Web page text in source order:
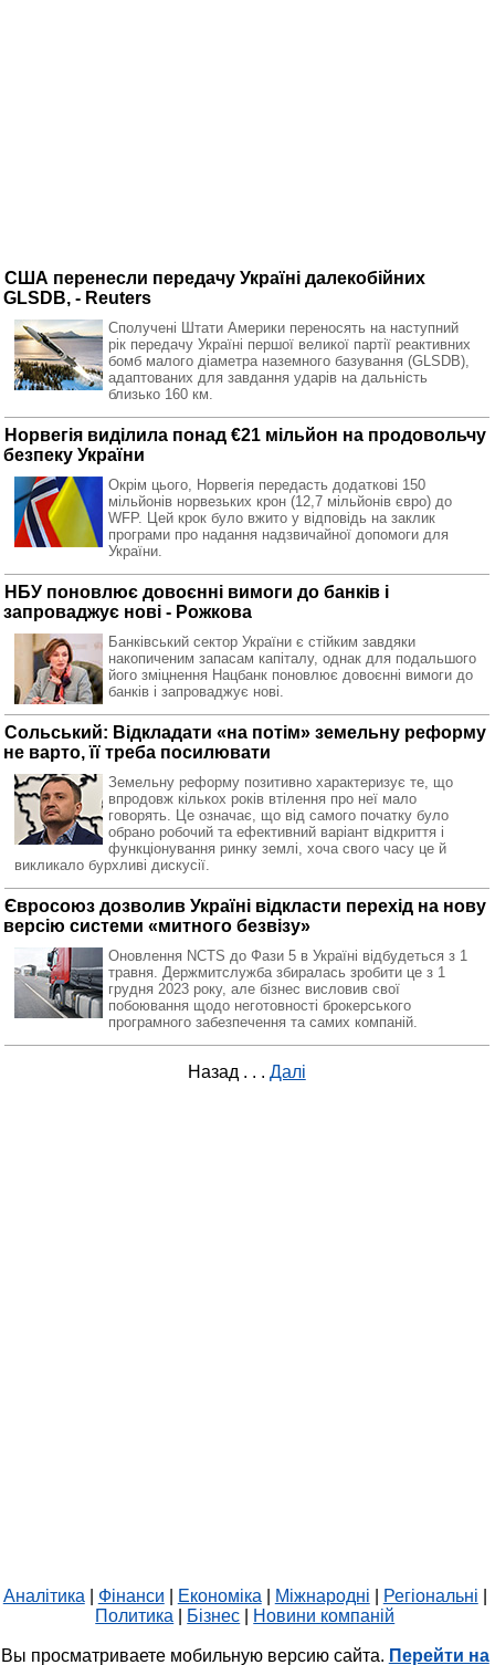
США перенесли передачу Україні далекобійних
GLSDB, - Reuters
Сполучені Штати Америки переносять на наступний
рік передачу Україні першої великої партії реактивних
бомб малого діаметра наземного базування (GLSDB),
адаптованих для завдання ударів на дальність
близько 160 км.
Норвегія виділила понад €21 мільйон на продовольчу
безпеку України
Окрім цього, Норвегія передасть додаткові 150
мільйонів норвезьких крон (12,7 мільйонів євро) до
WFP. Цей крок було вжито у відповідь на заклик
програми про надання надзвичайної допомоги для
України.
НБУ поновлює довоєнні вимоги до банків і
запроваджує нові - Рожкова
Банківський сектор України є стійким завдяки
накопиченим запасам капіталу, однак для подальшого
його зміцнення Нацбанк поновлює довоєнні вимоги до
банків і запроваджує нові.
Сольський: Відкладати «на потім» земельну реформу
не варто, її треба посилювати
Земельну реформу позитивно характеризує те, що
впродовж кількох років втілення про неї мало
говорять. Це означає, що від самого початку було
обрано робочий та ефективний варіант відкриття і
функціонування ринку землі, хоча свого часу це й
викликало бурхливі дискусії.
Євросоюз дозволив Україні відкласти перехід на нову
версію системи «митного безвізу»
Оновлення NCTS до Фази 5 в Україні відбудеться з 1
травня. Держмитслужба збиралась зробити це з 1
грудня 2023 року, але бізнес висловив свої
побоювання щодо неготовності брокерського
програмного забезпечення та самих компаній.
Назад . . . Далі
Аналітика Фінанси Економіка Міжнародні Регіональні
Политика
Бізнес Новини компаній
Вы просматриваете мобильную версию сайта. Перейти на